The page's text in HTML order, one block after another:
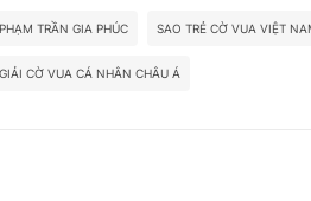
PHẠM TRẦN GIA PHÚC SAO TRẺ CỜ VUA VIỆT
GIẢI CỜ VUA CÁ NHÂN CHÂU Á